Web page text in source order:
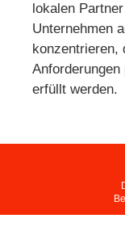
lokalen
Unternehmen
konzentrieren,
erfüllt werden.